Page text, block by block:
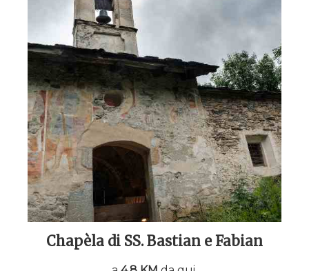
Chapèla di SS. Bastian e Fabian